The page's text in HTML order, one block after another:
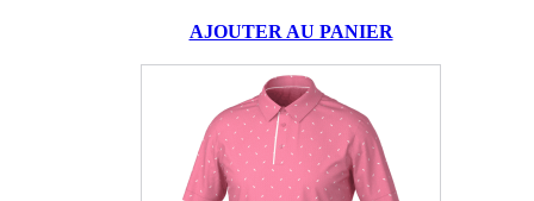
AJOUTER AU PANIER